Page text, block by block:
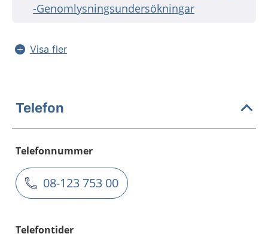
-Genomlysningsundersökningar
Visa fler
Telefon
Telefonnummer
08-123 753 00
Telefontider